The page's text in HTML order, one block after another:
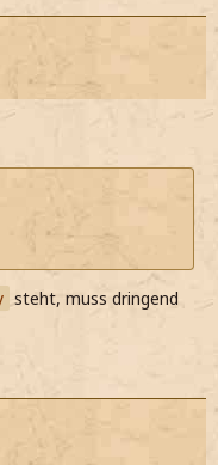
steht, muss dringend